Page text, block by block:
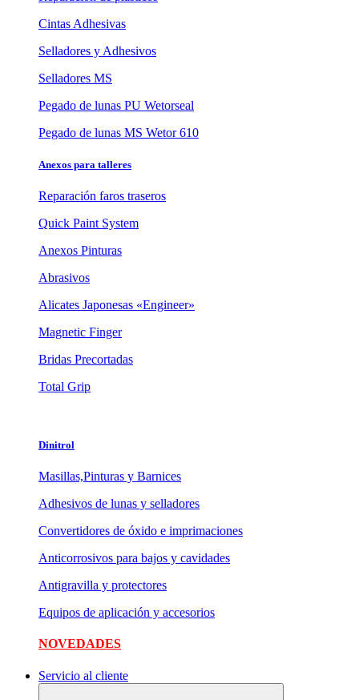
Cintas Adhesivas
Selladores y Adhesivos
Selladores MS
Pegado de lunas PU Wetorseal
Pegado de lunas MS Wetor 610
Anexos para talleres
Reparación faros traseros
Quick Paint System
Anexos Pinturas
Abrasivos
Alicates Japonesas «Engineer»
Magnetic Finger
Bridas Precortadas
Total Grip
Dinitrol
Masillas,Pinturas y Barnices
Adhesivos de lunas y selladores
Convertidores de óxido e imprimaciones
Anticorrosivos para bajos y cavidades
Antigravilla y protectores
Equipos de aplicación y accesorios
NOVEDADES
Servicio al cliente